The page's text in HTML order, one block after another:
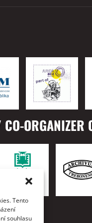
Tento
souhlasu
ORGANIZER